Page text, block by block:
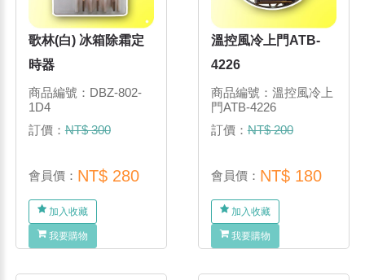
歌林(白) 冰箱除霜定
時器
商品編號：DBZ-802-
1D4
訂價：NT$ 300
會員價： NT$ 280
加入收藏
我要購物
溫控風冷上門ATB-
4226
商品編號：溫控風冷上
門ATB-4226
訂價：NT$ 200
會員價： NT$ 180
加入收藏
我要購物